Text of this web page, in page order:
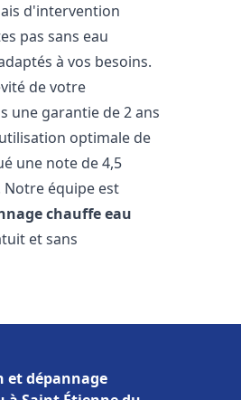
d'intervention
pas sans eau
à vos besoins.
de votre
une garantie de 2 ans
optimale de
une note de 4,5
équipe est
chauffe eau
et sans
dépannage